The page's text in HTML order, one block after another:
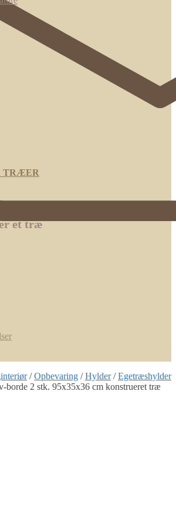
TRÆER
et træ
/Opbevaring /Hylder/Egetræshylder
borde 2 stk. 95x35x36 cm konstrueret træ